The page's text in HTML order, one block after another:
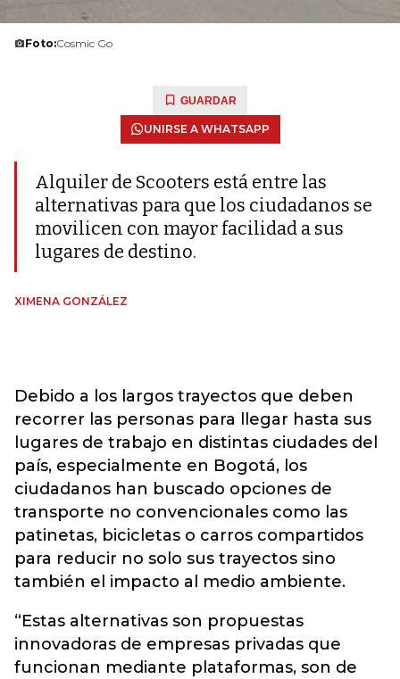
Foto:Cosmic Go
GUARDAR
UNIRSE A WHATSAPP
Alquiler de Scooters está entre las
alternativas para que los ciudadanos se
movilicen con mayor facilidad a sus
lugares de destino.
XIMENA GONZÁLEZ
Debido a los largos trayectos que deben
recorrer las personas para llegar hasta sus
lugares de trabajo en distintas ciudades del
país, especialmente en Bogotá, los
ciudadanos han buscado opciones de
transporte no convencionales como las
patinetas, bicicletas o carros compartidos
para reducir no solo sus trayectos sino
también el impacto al medio ambiente.
“Estas alternativas son propuestas
innovadoras de empresas privadas que
funcionan mediante plataformas, son de